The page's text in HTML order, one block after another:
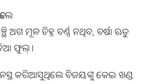
ଅଗ ମୂଳ ଚିହ୍ନ ବର୍ଣ୍ଣ ନଥିବ, ବର୍ଷା ଋତୁ
ଫୁଲ୍ ।
କରିଆସୁଥିଲେ ବିଜୟଙ୍କୁ କେଇ ଖଣ୍ଡ